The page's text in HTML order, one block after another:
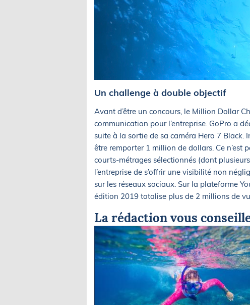
Un challenge à double objectif
Avant d’être un concours, le Million Dollar
communication pour l’entreprise. GoPro a
suite à la sortie de sa caméra Hero 7 Black.
être remporter 1 million de dollars. Ce
courts-métrages sélectionnés (dont
l’entreprise de s’offrir une visibilité non
sur les réseaux sociaux. Sur la plateforme
édition 2019 totalise plus de 2 millions de
La rédaction vous